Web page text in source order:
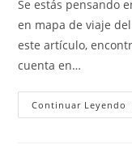
Se estás pensando
en mapa de viaje
este artículo,
cuenta en…
Continuar Leyendo